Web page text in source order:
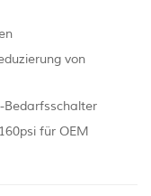
von
Bedarfsschalter
für OEM